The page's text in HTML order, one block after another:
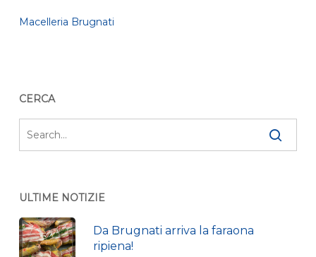
Macelleria Brugnati
CERCA
ULTIME NOTIZIE
Da Brugnati arriva la faraona
ripiena!